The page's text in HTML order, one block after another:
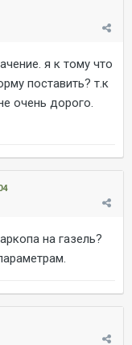
я к тому что
поставить? т.к
очень дорого.
на газель?